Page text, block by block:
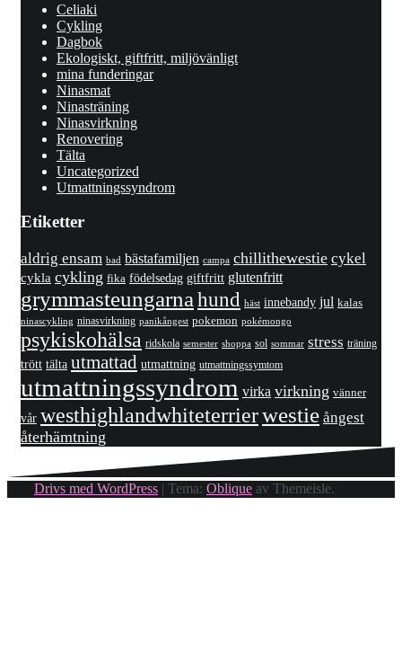
Celiaki
Cykling
Dagbok
Ekologiskt, giftfritt, miljövänligt
mina funderingar
Ninasmat
Ninasträning
Ninasvirkning
Renovering
Tälta
Uncategorized
Utmattningssyndrom
Etiketter
aldrig ensam bad bästafamiljen campa chillithewestie cykel
cykla cykling fika födelsedag giftfritt glutenfritt
grymmasteungarna hund häst innebandy jul kalas
ninascykling ninasvirkning panikångest pokemon pokémongo
psykiskohälsa ridskola semester shoppa sol sommar stress träning
trött tälta utmattad utmattning utmattningssymtom
utmattningssyndrom virka virkning vänner
vår westhighlandwhiteterrierwestie ångest
återhämtning
Drivs med WordPress | Tema: Oblique av Themeisle.